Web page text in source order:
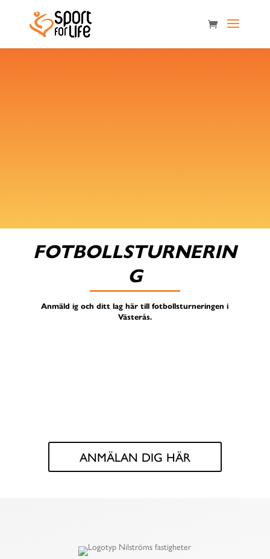
FOTBOLLSTURNERIN
G
Anmäld ig och ditt lag här till fotbollsturneringen i
Västerås.
ANMÄLAN DIG HÄR